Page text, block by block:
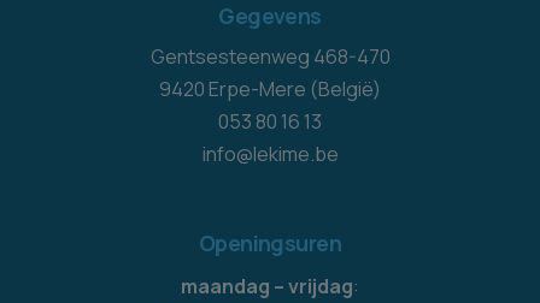
Gegevens
Gentsesteenweg 468-470
9420 Erpe-Mere (België)
053 80 16 13
info@lekime.be
Openingsuren
maandag – vrijdag: